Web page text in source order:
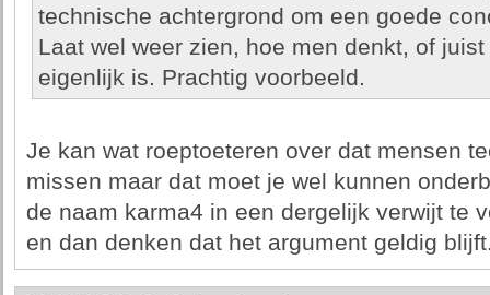
technische achtergrond om een goede
Laat wel weer zien, hoe men denkt, of
eigenlijk is. Prachtig voorbeeld.
Je kan wat roeptoeteren over dat mensen
missen maar dat moet je wel kunnen
de naam karma4 in een dergelijk verwijt te
en dan denken dat het argument geldig